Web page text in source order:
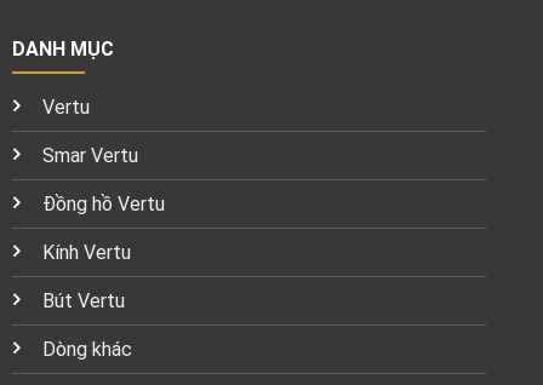
DANH MỤC
Vertu
Smar Vertu
Đồng hồ Vertu
Kính Vertu
Bút Vertu
Dòng khác